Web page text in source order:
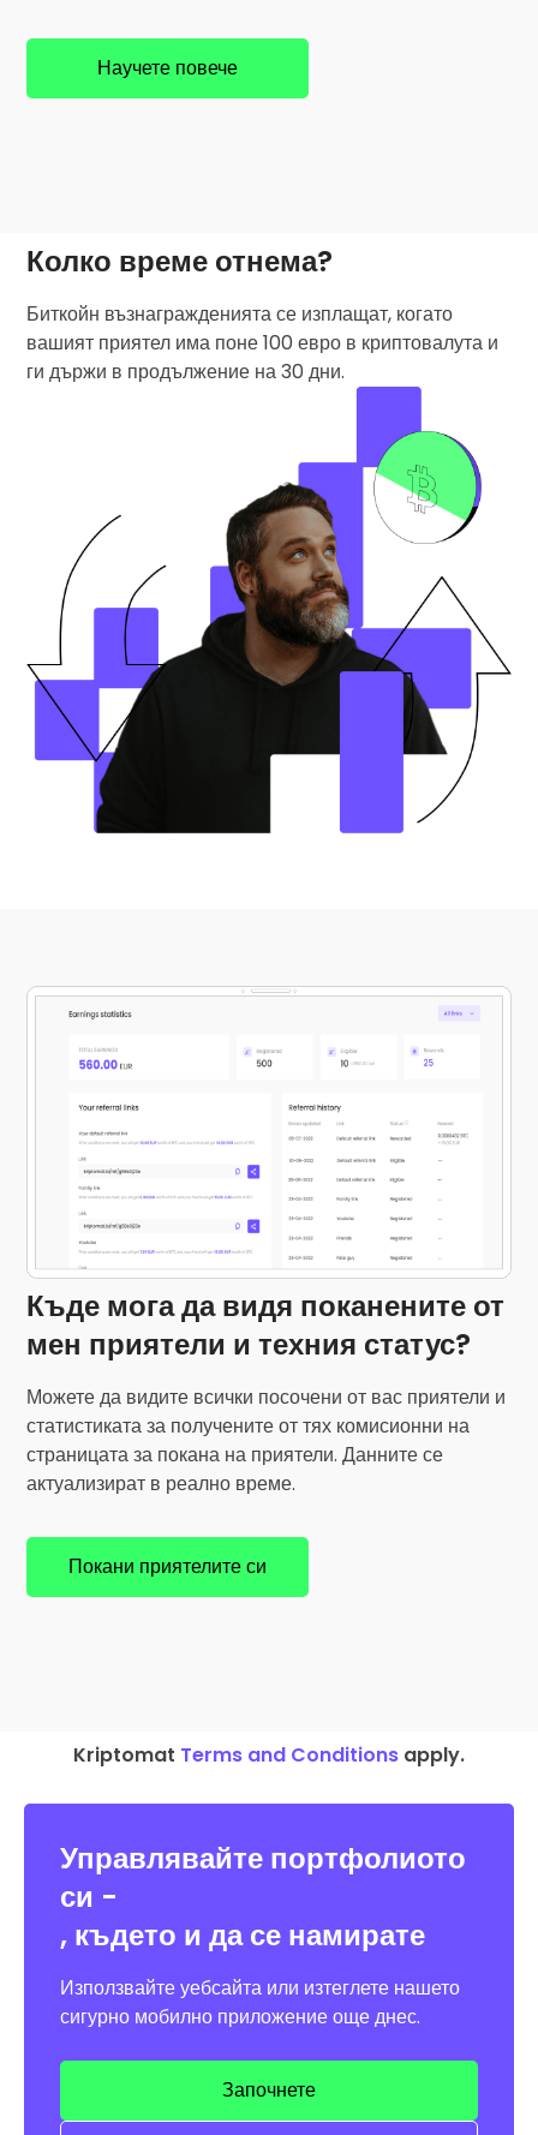
Научете повече
Колко време отнема?
Биткойн възнагражденията се изплащат, когато
вашият приятел има поне 100 евро в криптовалута и
ги държи в продължение на 30 дни.
Къде мога да видя поканените от
мен приятели и техния статус?
Можете да видите всички посочени от вас приятели и
статистиката за получените от тях комисионни на
страницата за покана на приятели. Данните се
актуализират в реално време.
Покани приятелите си
Kriptomat Terms and Conditions apply.
Управлявайте портфолиото
си -
, където и да се намирате
Използвайте уебсайта или изтеглете нашето
сигурно мобилно приложение още днес.
Започнете